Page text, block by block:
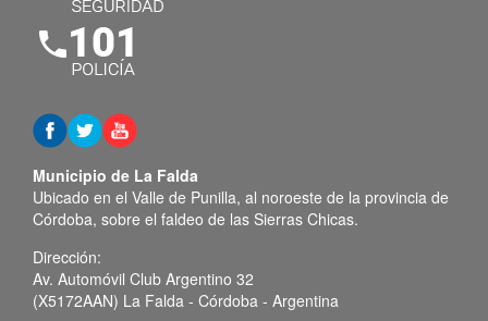
Municipio de La Falda
Ubicado en el Valle de Punilla, al noroeste de la provincia de
Córdoba, sobre el faldeo de las Sierras Chicas.
Dirección:
Av. Automóvil Club Argentino 32
(X5172AAN) La Falda - Córdoba - Argentina